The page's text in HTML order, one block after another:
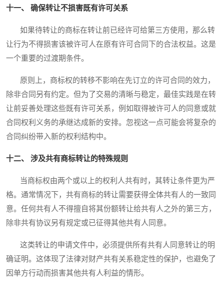
十一、 确保转让不损害既有许可关系
如果待转让的商标在转让前已经许可给第三方使用，那么转
让行为不得损害该被许可人在原有许可合同下的合法权益。这是
一个重要的过渡期条件。
原则上，商标权的转移不影响在先订立的许可合同的效力，
除非合同另有约定。但为了交易的清晰与稳定，最佳实践是在转
让前妥善处理这些既有许可关系，例如取得被许可人的同意或就
合同权利义务的承继达成新的安排。忽视这一点可能会将复杂的
合同纠纷带入新的权利结构中。
十二、 涉及共有商标转让的特殊规则
当商标权由两个或以上的权利人共有时，其转让条件更为严
格。通常情况下，共有商标的转让需要获得全体共有人的一致同
意。任何共有人不得擅自将其份额转让给共有人之外的第三方，
除非共有协议另有规定或已征得其他共有人同意。
这类转让的申请文件中，必须提供所有共有人同意转让的明
确证明。这体现了法律对财产共有关系稳定性的保护，也避免了
因单方行动而损害其他共有人利益的情形。